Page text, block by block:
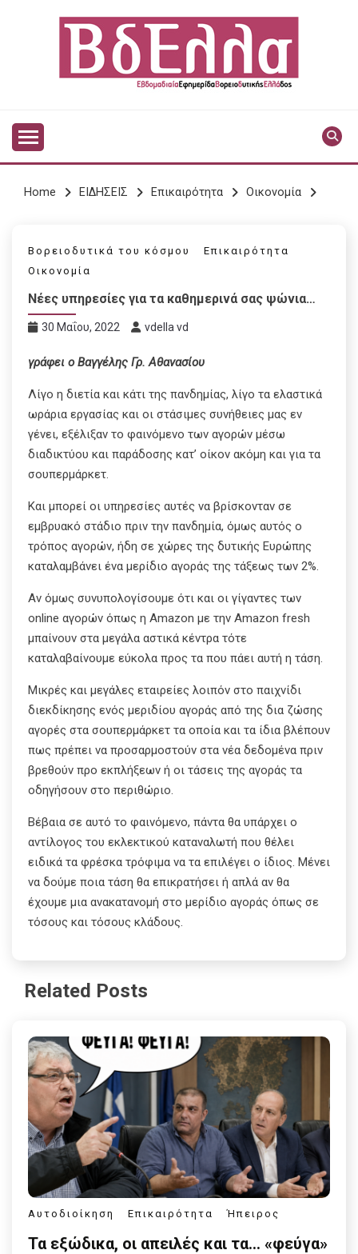
VDELLA
Home ΕΙΔΗΣΕΙΣ Επικαιρότητα Οικονομία
Βορειοδυτικά του κόσμου
Επικαιρότητα
Οικονομία
Νέες υπηρεσίες για τα καθημερινά σας ψώνια…
30 Μαΐου, 2022 vdella vd
γράφει ο Βαγγέλης Γρ. Αθανασίου
Λίγο η διετία και κάτι της πανδημίας, λίγο τα ελαστικά
ωράρια εργασίας και οι στάσιμες συνήθειες μας εν
γένει, εξέλιξαν το φαινόμενο των αγορών μέσω
διαδικτύου και παράδοσης κατ’ οίκον ακόμη και για τα
σουπερμάρκετ.
Και μπορεί οι υπηρεσίες αυτές να βρίσκονταν σε
εμβρυακό στάδιο πριν την πανδημία, όμως αυτός ο
τρόπος αγορών, ήδη σε χώρες της δυτικής Ευρώπης
καταλαμβάνει ένα μερίδιο αγοράς της τάξεως των 2%.
Αν όμως συνυπολογίσουμε ότι και οι γίγαντες των
online αγορών όπως η Amazon με την Amazon fresh
μπαίνουν στα μεγάλα αστικά κέντρα τότε
καταλαβαίνουμε εύκολα προς τα που πάει αυτή η τάση.
Μικρές και μεγάλες εταιρείες λοιπόν στο παιχνίδι
διεκδίκησης ενός μεριδίου αγοράς από της δια ζώσης
αγορές στα σουπερμάρκετ τα οποία και τα ίδια βλέπουν
πως πρέπει να προσαρμοστούν στα νέα δεδομένα πριν
βρεθούν προ εκπλήξεων ή οι τάσεις της αγοράς τα
οδηγήσουν στο περιθώριο.
Βέβαια σε αυτό το φαινόμενο, πάντα θα υπάρχει ο
αντίλογος του εκλεκτικού καταναλωτή που θέλει
ειδικά τα φρέσκα τρόφιμα να τα επιλέγει ο ίδιος. Μένει
να δούμε ποια τάση θα επικρατήσει ή απλά αν θα
έχουμε μια ανακατανομή στο μερίδιο αγοράς όπως σε
τόσους και τόσους κλάδους.
Related Posts
Αυτοδιοίκηση Επικαιρότητα Ήπειρος
Τα εξώδικα, οι απειλές και τα… «φεύγα»